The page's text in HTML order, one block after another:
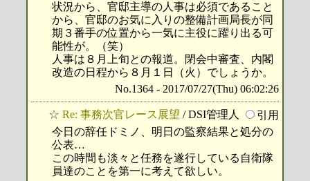
状況から、官邸主導の人事は必須であること
から、官邸のお気に入りの整備計画局長が同
期３番手の位置から一気に主役に躍り出る可
能性が。（笑）
人事は８月上旬との報道。閉会中審査、内閣
改造の日程から８月１日（火）でしょうか。
No.1364 - 2017/07/27(Thu) 06:02:26
☆ Re: 事務次官レース展望 / DSI管理人
引用
今日の辞任ドミノ、明日の監察結果と処分の
公表…
この時間も淡々と任務を遂行している自衛隊
員達のことを第一に考えて欲しい。